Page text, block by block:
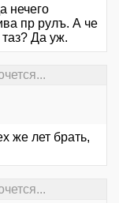
нечего
пр рулъ. А че
Да уж.
же лет брать,